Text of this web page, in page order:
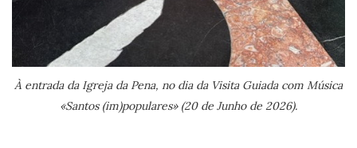
À entrada da Igreja da Pena, no dia da Visita Guiada com Música
«Santos (im)populares» (20 de Junho de 2026).